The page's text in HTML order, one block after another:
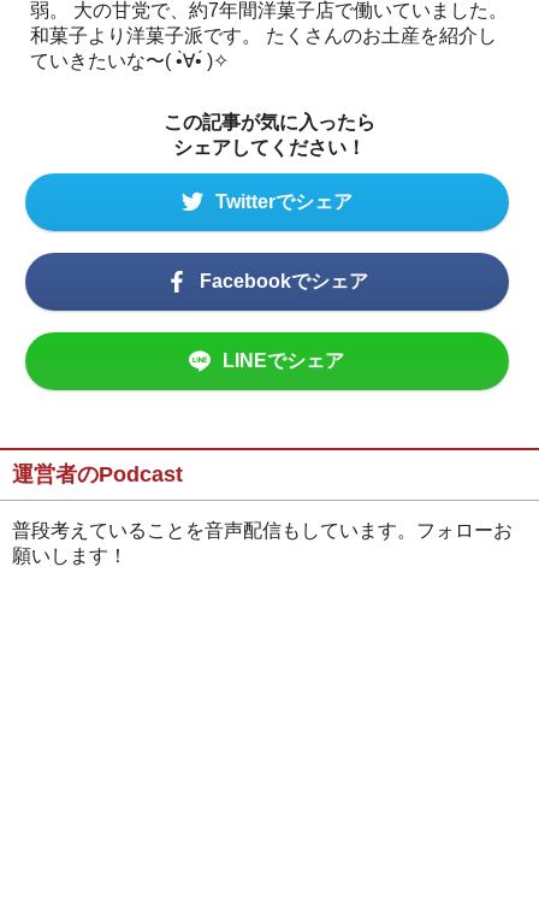
弱。 大の甘党で、約7年間洋菓子店で働いていました。
和菓子より洋菓子派です。 たくさんのお土産を紹介し
ていきたいな〜( •̀∀︎•́ )✧︎
この記事が気に入ったら
シェアしてください！
Twitterでシェア
Facebookでシェア
LINEでシェア
運営者のPodcast
普段考えていることを音声配信もしています。フォローお
願いします！